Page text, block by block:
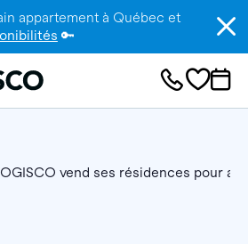
appartement à Québec et
🔑
vend ses résidences pour